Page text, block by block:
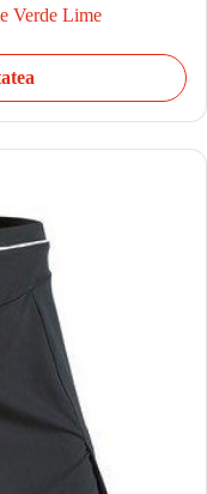
Verde Lime